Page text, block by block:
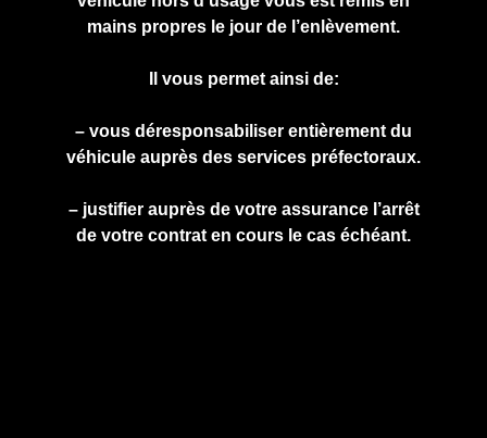
mains propres le jour de l’enlèvement.
Il vous permet ainsi de:
– vous déresponsabiliser entièrement du
véhicule auprès des services préfectoraux.
– justifier auprès de votre assurance l’arrêt
de votre contrat en cours le cas échéant.